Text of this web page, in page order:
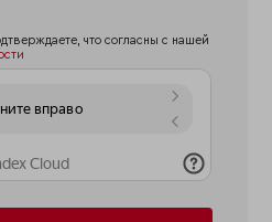
что согласны с нашей